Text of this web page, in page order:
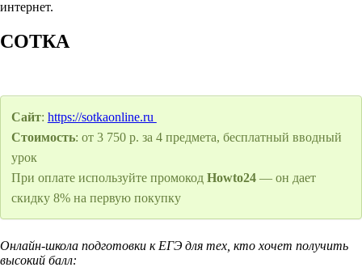
интернет.
СОТКА
Сайт: https://sotkaonline.ru
Стоимость: от 3 750 р. за 4 предмета, бесплатный вводный
урок
При оплате используйте промокод Howto24— он дает
скидку 8% на первую покупку
Онлайн-школа подготовки к ЕГЭ для тех, кто хочет получить
высокий балл: